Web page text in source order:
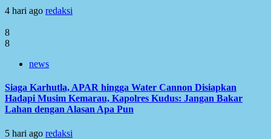
4 hari ago redaksi
8
8
news
Siaga Karhutla, APAR hingga Water Cannon Disiapkan
Hadapi Musim Kemarau, Kapolres Kudus: Jangan Bakar
Lahan dengan Alasan Apa Pun
5 hari ago redaksi